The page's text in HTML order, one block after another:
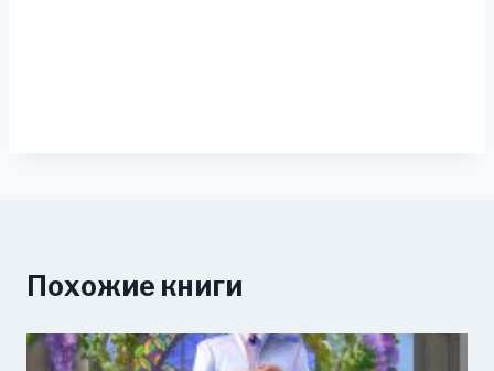
Похожие книги